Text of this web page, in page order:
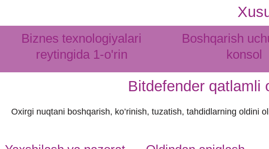
Biznes texnologiyalari
reytingida 1-o'rin
Boshqarish
konsol
Bitdefender qatlamli
Oxirgi nuqtani boshqarish, ko’rinish, tuzatish, tahdidlarning oldini